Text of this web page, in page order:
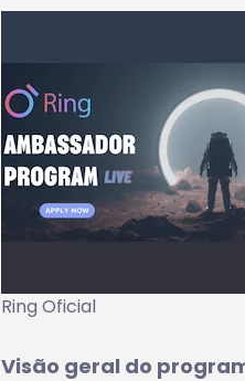
Ring Oficial
Visão geral do